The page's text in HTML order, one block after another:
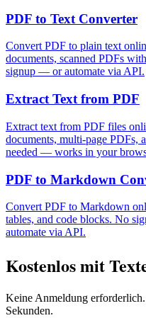
PDF to Text Converter
Convert PDF to plain text
documents, scanned PDFs
signup — or automate via API.
Extract Text from PDF
Extract text from PDF files
documents, multi-page PDFs,
needed — works in your
PDF to Markdown
Convert PDF to Markdown
tables, and code blocks. No
automate via API.
Kostenlos mit
Keine Anmeldung
Sekunden.